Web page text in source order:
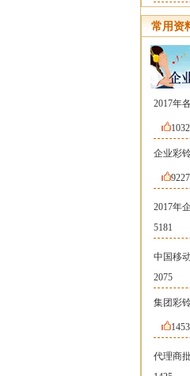
常用
2017年
企业彩
9227
2017年
5181
中国移
2075
集团彩
1453
代理商